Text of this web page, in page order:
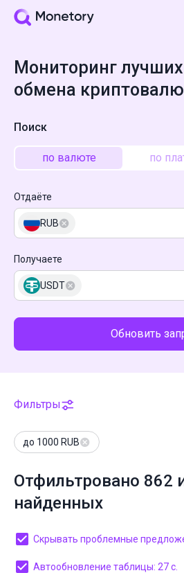
Мониторинг
обмена
Поиск
по валюте по
Отдаёте
RUB
Получаете
USDT
Обновить
Фильтры
до 1000 RUB
Отфильтровано 862
найденных
Скрывать проблемные
Автообновление таблицы: 27 с.